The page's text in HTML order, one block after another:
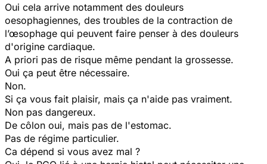
Oui cela arrive notamment des douleurs
oesophagiennes, des troubles de la contraction de
l’œsophage qui peuvent faire penser à des douleurs
d'origine cardiaque.
A priori pas de risque même pendant la grossesse.
Oui ça peut être nécessaire.
Non.
Si ça vous fait plaisir, mais ça n'aide pas vraiment.
Non pas dangereux.
De côlon oui, mais pas de l'estomac.
Pas de régime particulier.
Ca dépend si vous avez mal ?